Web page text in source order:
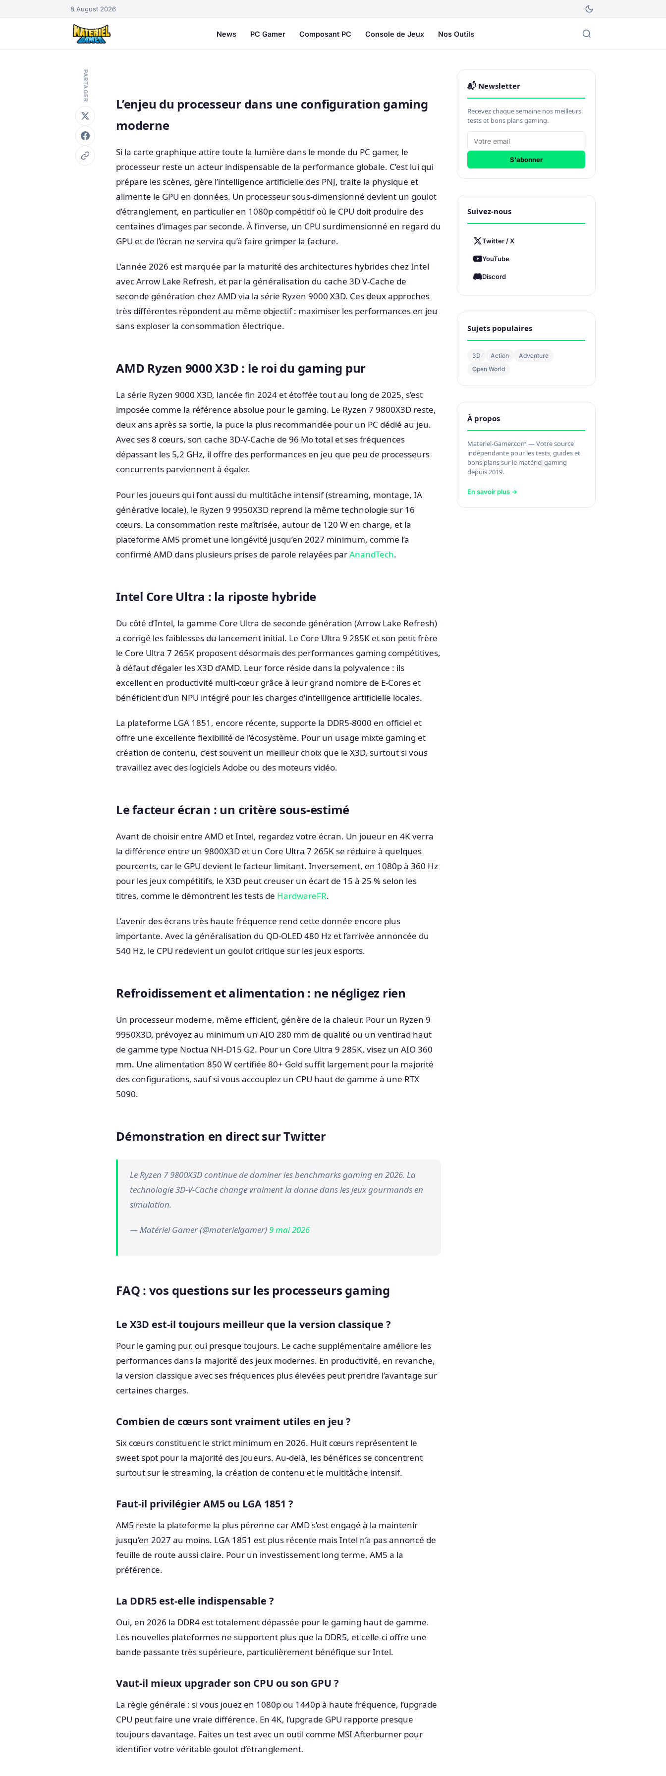
8 August 2026
News PC Gamer Composant PC Console de Jeux Nos Outils
PARTAGER
L’enjeu du processeur dans une configuration gaming
moderne
Si la carte graphique attire toute la lumière dans le monde du PC gamer, le
processeur reste un acteur indispensable de la performance globale. C’est lui qui
prépare les scènes, gère l’intelligence artificielle des PNJ, traite la physique et
alimente le GPU en données. Un processeur sous-dimensionné devient un goulot
d’étranglement, en particulier en 1080p compétitif où le CPU doit produire des
centaines d’images par seconde. À l’inverse, un CPU surdimensionné en regard du
GPU et de l’écran ne servira qu’à faire grimper la facture.
L’année 2026 est marquée par la maturité des architectures hybrides chez Intel
avec Arrow Lake Refresh, et par la généralisation du cache 3D V-Cache de
seconde génération chez AMD via la série Ryzen 9000 X3D. Ces deux approches
très différentes répondent au même objectif : maximiser les performances en jeu
sans exploser la consommation électrique.
AMD Ryzen 9000 X3D : le roi du gaming pur
La série Ryzen 9000 X3D, lancée fin 2024 et étoffée tout au long de 2025, s’est
imposée comme la référence absolue pour le gaming. Le Ryzen 7 9800X3D reste,
deux ans après sa sortie, la puce la plus recommandée pour un PC dédié au jeu.
Avec ses 8 cœurs, son cache 3D-V-Cache de 96 Mo total et ses fréquences
dépassant les 5,2 GHz, il offre des performances en jeu que peu de processeurs
concurrents parviennent à égaler.
Pour les joueurs qui font aussi du multitâche intensif (streaming, montage, IA
générative locale), le Ryzen 9 9950X3D reprend la même technologie sur 16
cœurs. La consommation reste maîtrisée, autour de 120 W en charge, et la
plateforme AM5 promet une longévité jusqu’en 2027 minimum, comme l’a
confirmé AMD dans plusieurs prises de parole relayées parAnandTech.
Intel Core Ultra : la riposte hybride
Du côté d’Intel, la gamme Core Ultra de seconde génération (Arrow Lake Refresh)
a corrigé les faiblesses du lancement initial. Le Core Ultra 9 285K et son petit frère
le Core Ultra 7 265K proposent désormais des performances gaming compétitives,
à défaut d’égaler les X3D d’AMD. Leur force réside dans la polyvalence : ils
excellent en productivité multi-cœur grâce à leur grand nombre de E-Cores et
bénéficient d’un NPU intégré pour les charges d’intelligence artificielle locales.
La plateforme LGA 1851, encore récente, supporte la DDR5-8000 en officiel et
offre une excellente flexibilité de l’écosystème. Pour un usage mixte gaming et
création de contenu, c’est souvent un meilleur choix que le X3D, surtout si vous
travaillez avec des logiciels Adobe ou des moteurs vidéo.
Le facteur écran : un critère sous-estimé
Avant de choisir entre AMD et Intel, regardez votre écran. Un joueur en 4K verra
la différence entre un 9800X3D et un Core Ultra 7 265K se réduire à quelques
pourcents, car le GPU devient le facteur limitant. Inversement, en 1080p à 360 Hz
pour les jeux compétitifs, le X3D peut creuser un écart de 15 à 25 % selon les
titres, comme le démontrent les tests de HardwareFR.
L’avenir des écrans très haute fréquence rend cette donnée encore plus
importante. Avec la généralisation du QD-OLED 480 Hz et l’arrivée annoncée du
540 Hz, le CPU redevient un goulot critique sur les jeux esports.
Refroidissement et alimentation : ne négligez rien
Un processeur moderne, même efficient, génère de la chaleur. Pour un Ryzen 9
9950X3D, prévoyez au minimum un AIO 280 mm de qualité ou un ventirad haut
de gamme type Noctua NH-D15 G2. Pour un Core Ultra 9 285K, visez un AIO 360
mm. Une alimentation 850 W certifiée 80+ Gold suffit largement pour la majorité
des configurations, sauf si vous accouplez un CPU haut de gamme à une RTX
5090.
Démonstration en direct sur Twitter
Le Ryzen 7 9800X3D continue de dominer les benchmarks gaming en 2026. La
technologie 3D-V-Cache change vraiment la donne dans les jeux gourmands en
simulation.
— Matériel Gamer (@materielgamer)9 mai 2026
FAQ : vos questions sur les processeurs gaming
Le X3D est-il toujours meilleur que la version classique ?
Pour le gaming pur, oui presque toujours. Le cache supplémentaire améliore les
performances dans la majorité des jeux modernes. En productivité, en revanche,
la version classique avec ses fréquences plus élevées peut prendre l’avantage sur
certaines charges.
Combien de cœurs sont vraiment utiles en jeu ?
Six cœurs constituent le strict minimum en 2026. Huit cœurs représentent le
sweet spot pour la majorité des joueurs. Au-delà, les bénéfices se concentrent
surtout sur le streaming, la création de contenu et le multitâche intensif.
Faut-il privilégier AM5 ou LGA 1851 ?
AM5 reste la plateforme la plus pérenne car AMD s’est engagé à la maintenir
jusqu’en 2027 au moins. LGA 1851 est plus récente mais Intel n’a pas annoncé de
feuille de route aussi claire. Pour un investissement long terme, AM5 a la
préférence.
La DDR5 est-elle indispensable ?
Oui, en 2026 la DDR4 est totalement dépassée pour le gaming haut de gamme.
Les nouvelles plateformes ne supportent plus que la DDR5, et celle-ci offre une
bande passante très supérieure, particulièrement bénéfique sur Intel.
Vaut-il mieux upgrader son CPU ou son GPU ?
La règle générale : si vous jouez en 1080p ou 1440p à haute fréquence, l’upgrade
CPU peut faire une vraie différence. En 4K, l’upgrade GPU rapporte presque
toujours davantage. Faites un test avec un outil comme MSI Afterburner pour
identifier votre véritable goulot d’étranglement.
📬 Newsletter
Recevez chaque semaine nos meilleurs
tests et bons plans gaming.
S'abonner
Suivez-nous
Twitter / X
YouTube
Discord
Sujets populaires
3D Action
Adventure
Open World
À propos
Materiel-Gamer.com — Votre source
indépendante pour les tests, guides et
bons plans sur le matériel gaming
depuis 2019.
En savoir plus →